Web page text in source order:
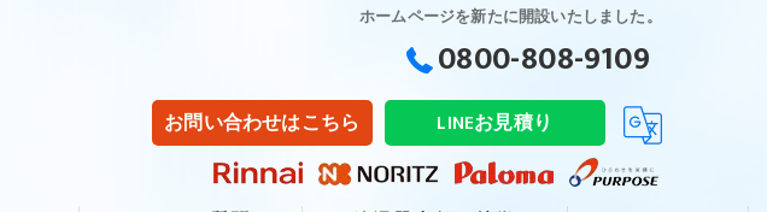
ホームページを新たに開設いたしました。
0800-808-9109
お問い合わせはこちら LINEお見積り